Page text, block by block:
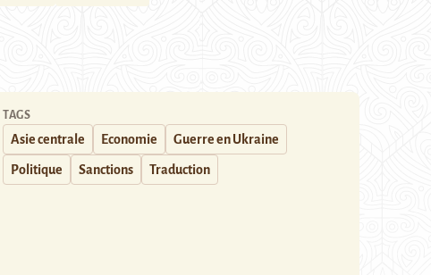
TAGS
Asie centrale Economie Guerre en Ukraine
Politique Sanctions Traduction